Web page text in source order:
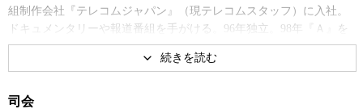
組制作会社『テレコムジャパン』（現テレコムスタッフ）に入社。
ドキュメンタリーや報道番組を手がける。96年独立。98年『Ａ』を
発表。2001年『Ａ２』が山形国際ドキュメンタリー映画祭で特別
賞・市民賞を受賞。著書に『放送禁止歌』、『死刑 人は人を殺せ
など。
司会